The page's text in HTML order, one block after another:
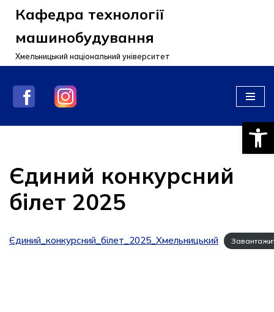
Перейти
вмісту
Кафедра технології
машинобудування
Хмельницький національний університет
Єдиний конкурсний
білет 2025
Єдиний_конкурсний_білет_2025_Хмельницький